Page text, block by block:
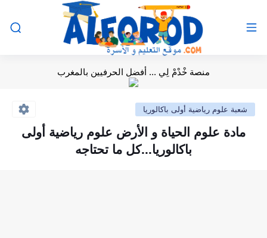
منصة خْدْمْ لِي ... أفضل الحرفيين بالمغرب
شعبة علوم رياضية أولى باكالوريا
مادة علوم الحياة و الأرض علوم رياضية أولى
باكالوريا...كل ما تحتاجه